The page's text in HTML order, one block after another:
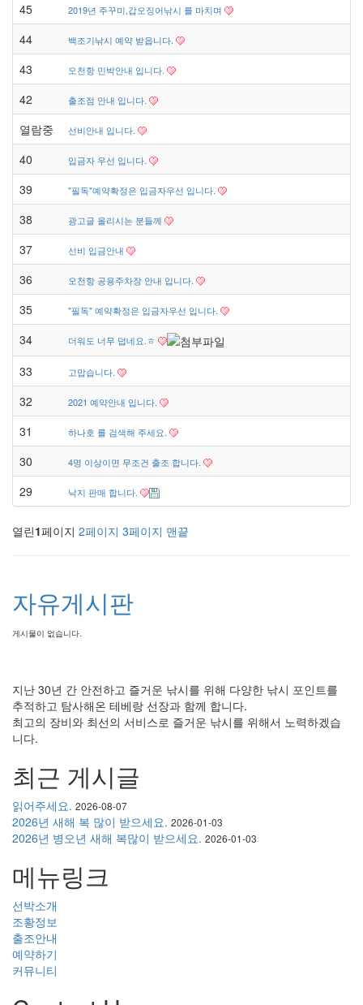
45 2019년 주꾸미,갑오징어낚시 를 마치며
44 백조기낚시 예약 받읍니다.
43 오천항 민박안내 입니다.
42 출조점 안내 입니다.
열람중 선비안내 입니다.
40 입금자 우선 입니다.
39 "필독"예약확정은 입금자우선 입니다.
38 광고글 올리시는 분들께
37 선비 입금안내
36 오천항 공용주차장 안내 입니다.
35 "필독" 예약확정은 입금자우선 입니다.
34 더워도 너무 덥네요.ㅎ
33 고맙습니다.
32 2021 예약안내 입니다.
31 하나호 를 검색해 주세요.
30 4명 이상이면 무조건 출조 합니다.
29 낙지 판매 합니다.
열린1페이지 2페이지 3페이지 맨끝
자유게시판
게시물이 없습니다.
지난 30년 간 안전하고 즐거운 낚시를 위해 다양한 낚시 포인트를
추적하고 탐사해온 테베랑 선장과 함께 합니다.
최고의 장비와 최선의 서비스로 즐거운 낚시를 위해서 노력하겠습
니다.
최근 게시글
읽어주세요. 2026-08-07
2026년 새해 복 많이 받으세요. 2026-01-03
2026년 병오년 새해 복많이 받으세요. 2026-01-03
메뉴링크
선박소개
조황정보
출조안내
예약하기
커뮤니티